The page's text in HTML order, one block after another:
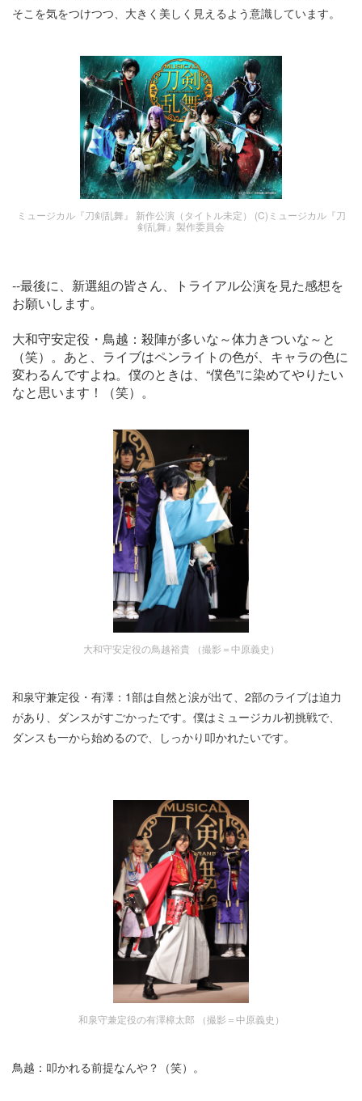
そこを気をつけつつ、大きく美しく見えるよう意識しています。
ミュージカル『刀剣乱舞』 新作公演（タイトル未定） (C)ミュージカル『刀
剣乱舞』製作委員会
--最後に、新選組の皆さん、トライアル公演を見た感想を
お願いします。
大和守安定役・鳥越：殺陣が多いな～体力きついな～と
（笑）。あと、ライブはペンライトの色が、キャラの色に
変わるんですよね。僕のときは、“僕色”に染めてやりたい
なと思います！（笑）。
大和守安定役の鳥越裕貴 （撮影＝中原義史）
和泉守兼定役・有澤：1部は自然と涙が出て、2部のライブは迫力
があり、ダンスがすごかったです。僕はミュージカル初挑戦で、
ダンスも一から始めるので、しっかり叩かれたいです。
和泉守兼定役の有澤樟太郎 （撮影＝中原義史）
鳥越：叩かれる前提なんや？（笑）。